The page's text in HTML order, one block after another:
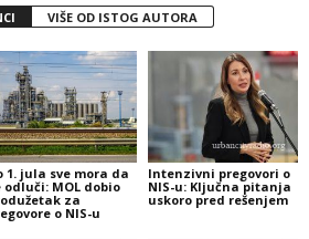
VIŠE OD ISTOG AUTORA
1. jula sve mora da
odluči: MOL dobio
za
o NIS-u
Intenzivni pregovori o
NIS-u: Ključna pitanja
uskoro pred rešenjem